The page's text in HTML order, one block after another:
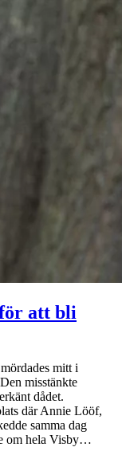
att bli
mitt i
misstänkte
dådet.
där Annie Lööf,
samma dag
om hela Visby…